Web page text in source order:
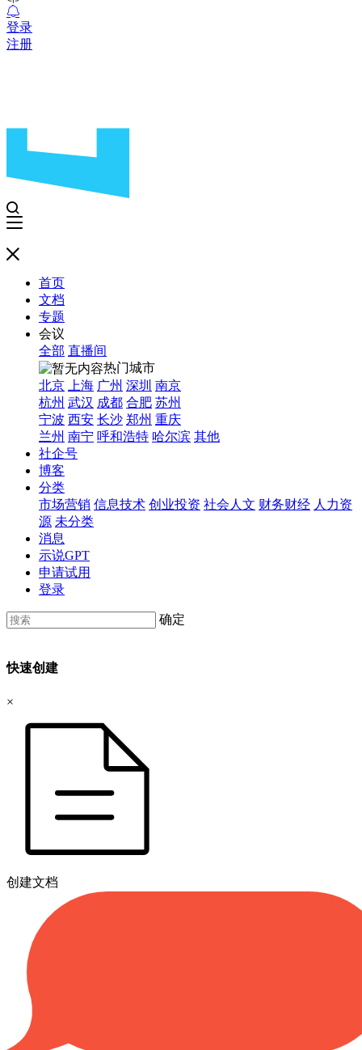
登录
注册
首页
文档
专题
会议
全部 直播间
热门城市
北京
上海 广州 深圳 南京
杭州 武汉 成都 合肥 苏州
宁波 西安 长沙 郑州 重庆
兰州 南宁 呼和浩特 哈尔滨 其他
社企号
博客
分类
市场营销 信息技术 创业投资 社会人文 财务财经 人力资
源 未分类
消息
示说GPT
申请试用
登录
确定
快速创建
×
创建文档